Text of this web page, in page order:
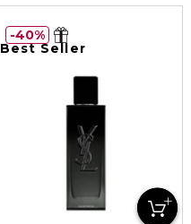
Best Seller
40%